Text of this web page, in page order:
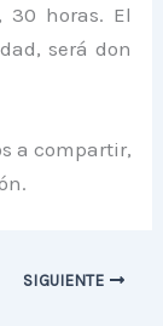
30 horas. El
será don
a compartir,
SIGUIENTE